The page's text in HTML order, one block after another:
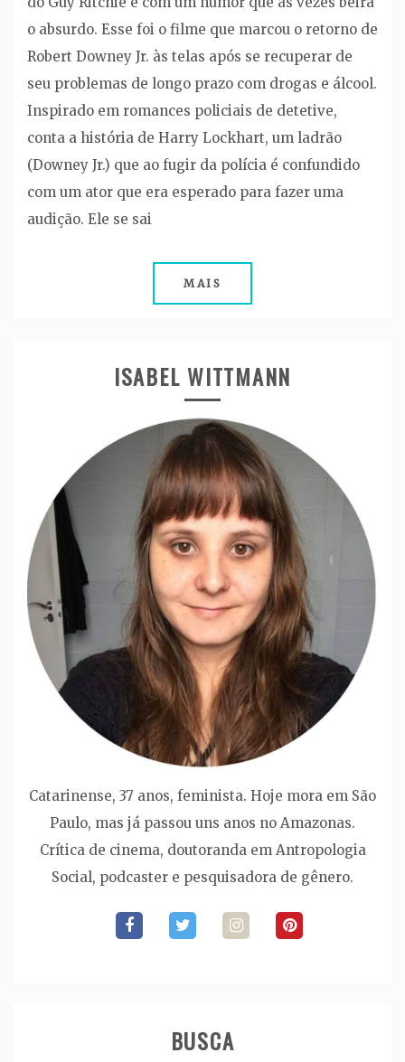
o absurdo. Esse foi o filme que marcou o retorno de
Robert Downey Jr. às telas após se recuperar de
seu problemas de longo prazo com drogas e álcool.
Inspirado em romances policiais de detetive,
conta a história de Harry Lockhart, um ladrão
(Downey Jr.) que ao fugir da polícia é confundido
com um ator que era esperado para fazer uma
audição. Ele se sai
MAIS
ISABEL WITTMANN
Catarinense, 37 anos, feminista. Hoje mora em São
Paulo, mas já passou uns anos no Amazonas.
Crítica de cinema, doutoranda em Antropologia
Social, podcaster e pesquisadora de gênero.
BUSCA